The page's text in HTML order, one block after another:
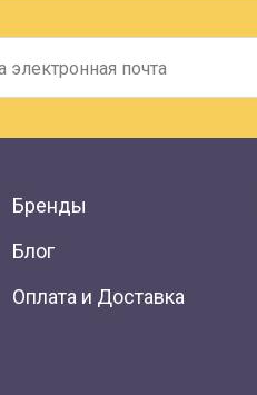
Бренды
Блог
Оплата и Доставка